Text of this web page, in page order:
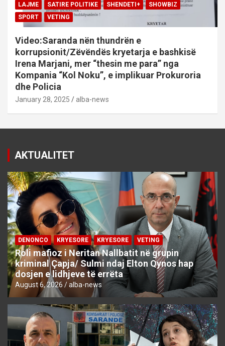
LAJME
SATIRE POLITIKE SHENDETI+
SHOWBIZ
SPORT
VETING
Video:Saranda nën thundrën e
korrupsionit/Zëvëndës kryetarja e bashkisë
Irena Marjani, mer “thesin me para” nga
Kompania “Kol Noku”, e implikuar Prokuroria
dhe Policia
January 28, 2025 alba-news
AKTUALITET
DENONCO KRYESORE KRYESORE VETING
Roli mafioz i Neritan Nallbatit në grupin
kriminal Çapja/ Sulmi ndaj Elton Qynos hap
dosjen e lidhjeve të errëta
August 6, 2026 alba-news